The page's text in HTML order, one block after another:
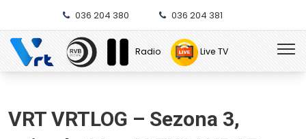
036 204 380 036 204 381
Radio Live TV
VRT VRTLOG – Sezona 3,